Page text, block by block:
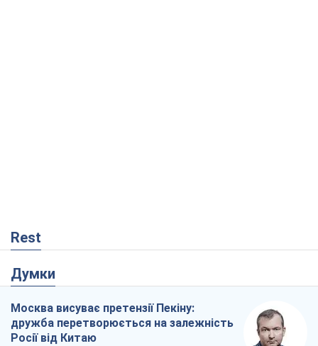
Rest
Думки
Москва висуває претензії Пекіну:
дружба перетворюється на залежність
Росії від Китаю